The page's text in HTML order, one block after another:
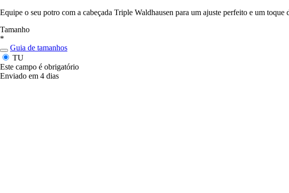
Equipe o seu potro com a cabeçada Triple Waldhausen para um ajuste perfeito e um toque
Tamanho
*
Guia de tamanhos
TU
Este campo é obrigatório
Enviado em 4 dias